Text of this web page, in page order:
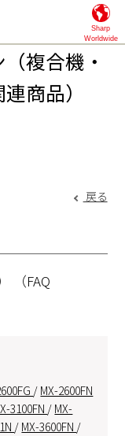
Sharp
Worldwide
複合機・
商品）
戻る
（FAQ
/ MX-2600FN
3100FN / MX-
/ MX-3600FN /